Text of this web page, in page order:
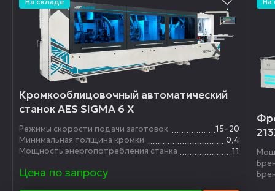
Кромкооблицовочный автоматический
станок AES SIGMA 6 X
Режимы скорости подачи заготовок
15–20
Минимальная толщина кромки
0,4
Мощность энергопотребления станка
11
Цена по запросу